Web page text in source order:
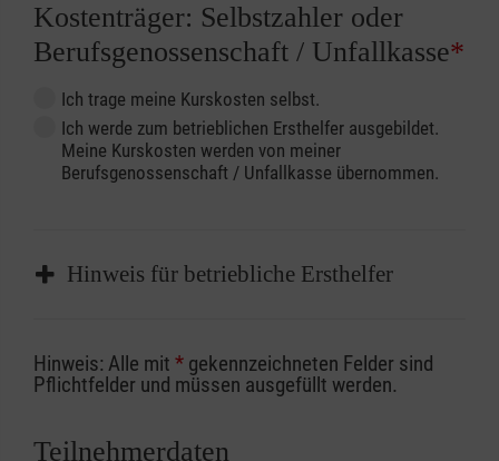
Kostenträger: Selbstzahler oder
Berufsgenossenschaft / Unfallkasse*
Ich trage meine Kurskosten selbst.
Ich werde zum betrieblichen Ersthelfer ausgebildet.
Meine Kurskosten werden von meiner
Berufsgenossenschaft / Unfallkasse übernommen.
Hinweis für betriebliche Ersthelfer
Sofern Sie ein Kostenübernahmeverfahren
Ihrer Berufsgenossenschaft / Unfallkasse
Abrechnungsunterlagen spätestens zu
Hinweis: Alle mit * gekennzeichneten Felder sind
Pflichtfelder und müssen ausgefüllt werden.
Teilnehmerdaten